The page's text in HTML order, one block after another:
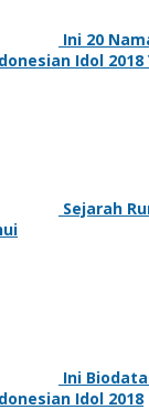
Ini 20
Idol 2018
Sejarah
Ini
Idol 2018